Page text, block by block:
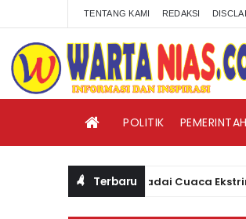
TENTANG KAMI REDAKSI
POLITIK
Terbaru
Waspadai Cuaca Ekstrim,